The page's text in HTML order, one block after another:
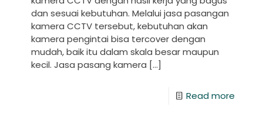
dan sesuai kebutuhan. Melalui jasa pasangan
kamera CCTV tersebut, kebutuhan akan
kamera pengintai bisa tercover dengan
mudah, baik itu dalam skala besar maupun
kecil. Jasa pasang kamera […]
Read more